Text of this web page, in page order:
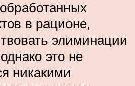
в рационе,
элиминации
это не
никакими